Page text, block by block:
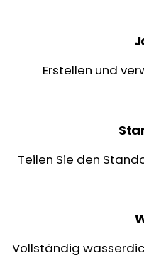
Erstellen und
Teilen Sie den
Vollständig